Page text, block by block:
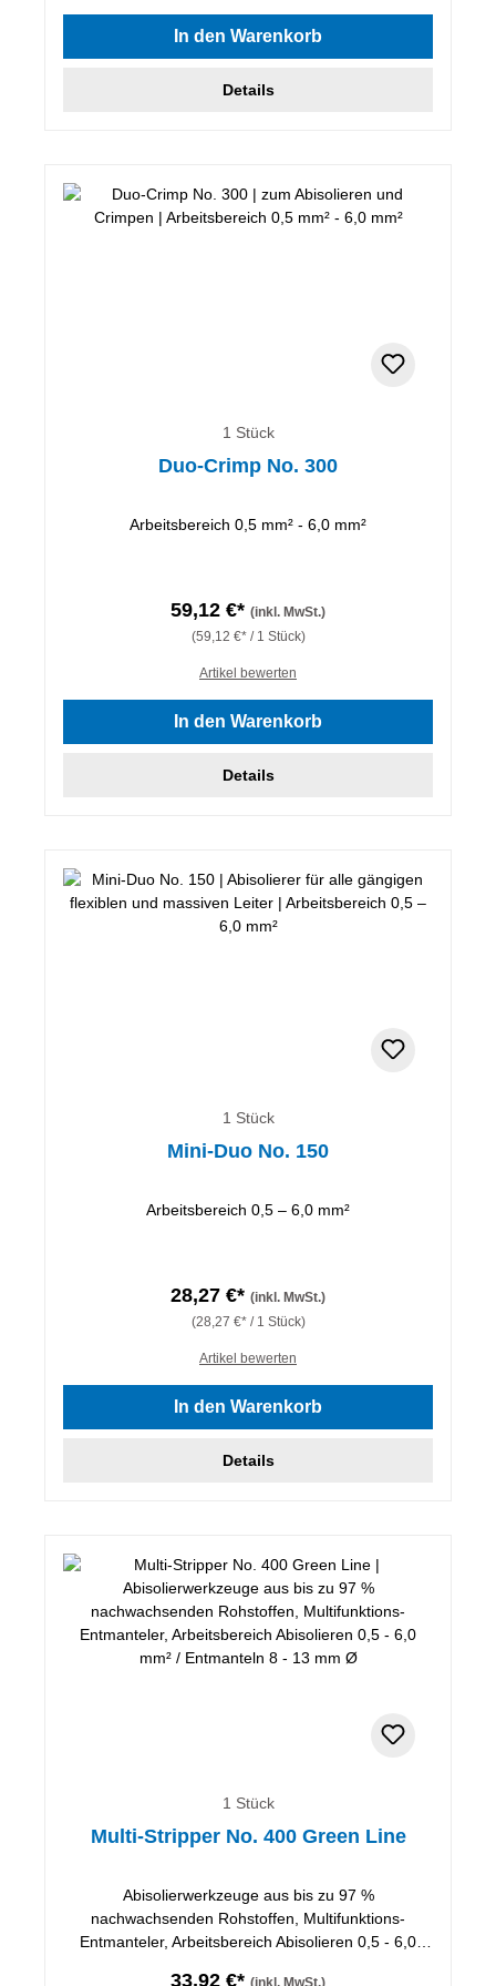
In den Warenkorb
Details
1 Stück
Duo-Crimp No. 300
Arbeitsbereich 0,5 mm² - 6,0 mm²
59,12 €* (inkl. MwSt.)
(59,12 €* / 1 Stück)
Artikel bewerten
In den Warenkorb
Details
1 Stück
Mini-Duo No. 150
Arbeitsbereich 0,5 – 6,0 mm²
28,27 €* (inkl. MwSt.)
(28,27 €* / 1 Stück)
Artikel bewerten
In den Warenkorb
Details
1 Stück
Multi-Stripper No. 400 Green Line
Abisolierwerkzeuge aus bis zu 97 %
nachwachsenden Rohstoffen, Multifunktions-
Entmanteler, Arbeitsbereich Abisolieren 0,5 - 6,0
33,92 €* (inkl. MwSt.)